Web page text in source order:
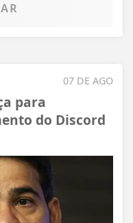
07 DE AGO
para
do Discord